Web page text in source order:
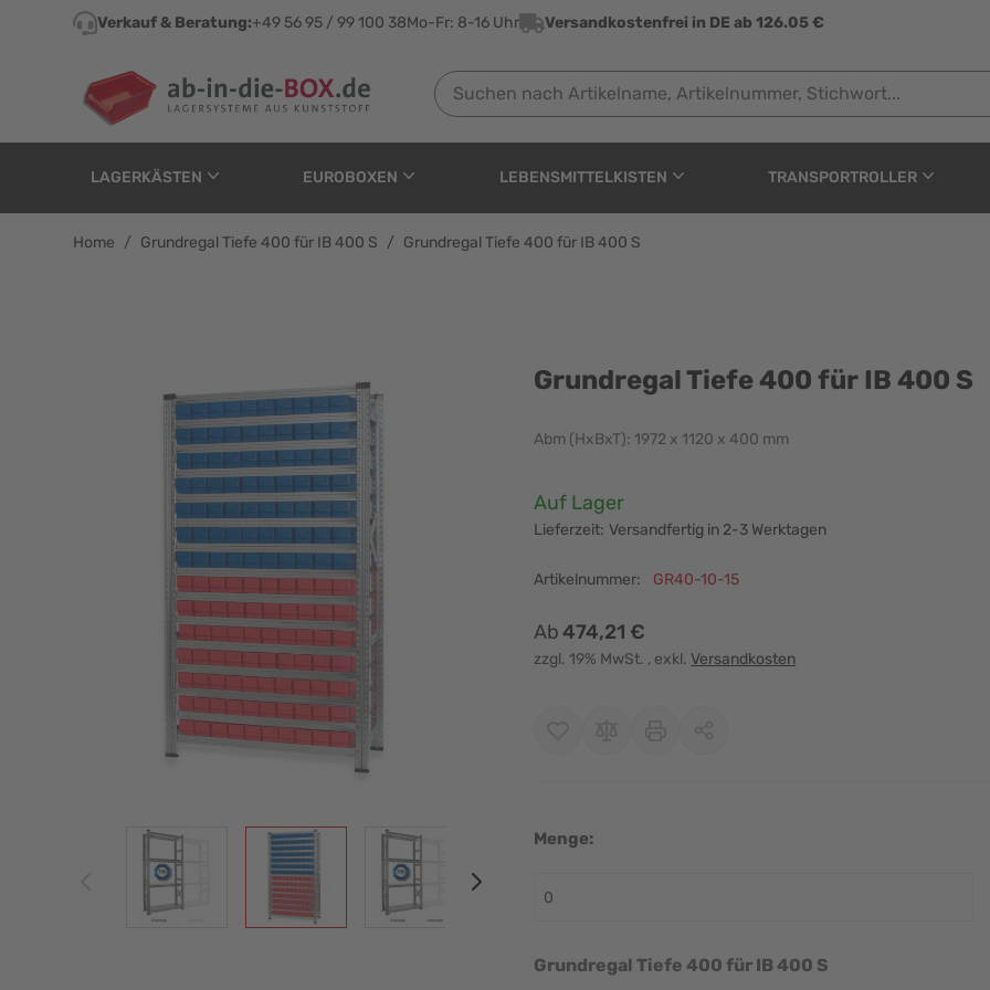
Direkt zum Inhalt
Verkauf & Beratung:+49 56 95 / 99 100 38Mo-Fr: 8-16 Uhr Versandkostenfrei in DE ab 126.05 €
Suchen nach Artikelname, Artikelnummer, Stichwort...
LAGERKÄSTEN EUROBOXEN LEBENSMITTELKISTEN TRANSPORTROLLER
Home / Grundregal Tiefe 400 für IB 400 S / Grundregal Tiefe 400 für IB 400 S
Grundregal Tiefe 400 für IB 400 S
View larger imageView larger imageView larger imageView larger image
Grundregal Tiefe 400 für IB 400 S
Abm (HxBxT): 1972 x 1120 x 400 mm
Verfügbarkeit:
Auf Lager
Lieferzeit: Versandfertig in 2-3 Werktagen
Artikelnummer: GR40-10-15
Ab474,21 €
zzgl. 19% MwSt. , exkl. Versandkosten
Menge:
Grundregal Tiefe 400 für IB 400 S